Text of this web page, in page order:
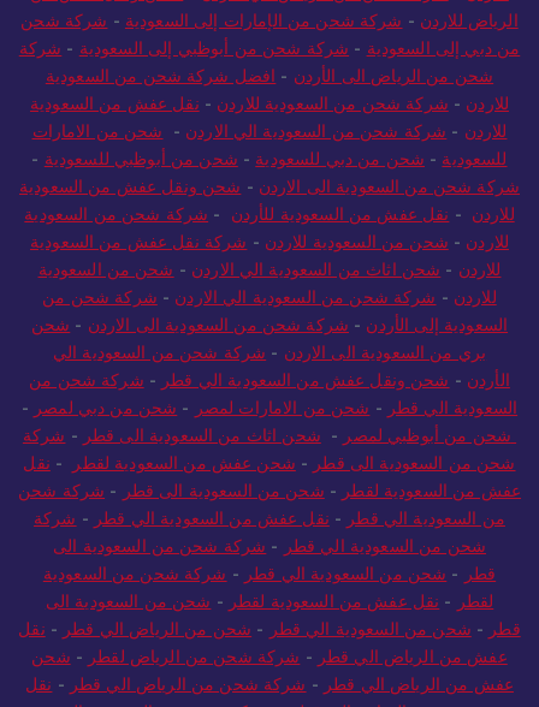
الرياض للاردن - شركة شحن من الإمارات إلى السعودية - شركة شحن
من دبي إلى السعودية - شركة شحن من أبوظبي إلى السعودية - شركة
شحن من الرياض الى الأردن - افضل شركة شحن من السعودية
للاردن - شركة شحن من السعودية للاردن - نقل عفش من السعودية
للاردن - شركة شحن من السعودية الي الاردن - شحن من الامارات
للسعودية - شحن من دبي للسعودية - شحن من أبوظبي للسعودية -
شركة شحن من السعودية الى الاردن - شحن ونقل عفش من السعودية
للاردن - نقل عفش من السعودية للأردن - شركة شحن من السعودية
للاردن - شحن من السعودية للاردن - شركة نقل عفش من السعودية
للاردن - شحن اثاث من السعودية الي الاردن - شحن من السعودية
للاردن - شركة شحن من السعودية الي الاردن - شركة شحن من
السعودية إلى الأردن - شركة شحن من السعودية الى الاردن - شحن
بري من السعودية الى الاردن - شركة شحن من السعودية الي
الأردن - شحن ونقل عفش من السعودية الي قطر - شركة شحن من
السعودية الي قطر - شحن من الامارات لمصر - شحن من دبي لمصر -
شحن من أبوظبي لمصر - شحن اثاث من السعودية الى قطر - شركة
شحن من السعودية الى قطر - شحن عفش من السعودية لقطر - نقل
عفش من السعودية لقطر - شحن من السعودية الى قطر - شركة شحن
من السعودية الي قطر - نقل عفش من السعودية الي قطر - شركة
شحن من السعودية الي قطر - شركة شحن من السعودية الى
قطر - شحن من السعودية الي قطر - شركة شحن من السعودية
لقطر - نقل عفش من السعودية لقطر - شحن من السعودية الى
قطر - شحن من السعودية الي قطر - شحن من الرياض الي قطر - نقل
عفش من الرياض الي قطر - شركة شحن من الرياض لقطر - شحن
عفش من الرياض الي قطر - شركة شحن من الرياض الي قطر - نقل